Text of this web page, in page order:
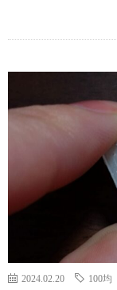
2024.02.20 100均